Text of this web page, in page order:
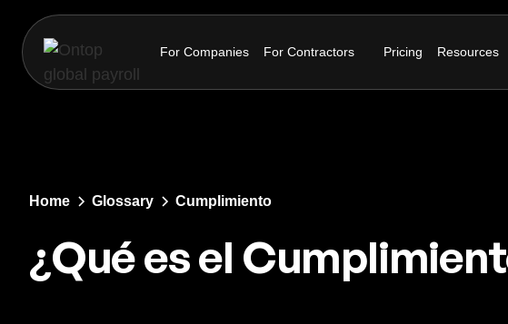
For Companies For Contractors Pricing Resources
Home Glossary Cumplimiento
¿Qué es el